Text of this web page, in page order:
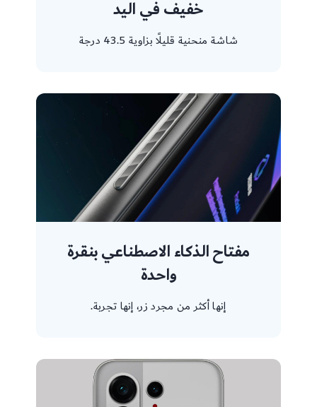
خفيف في اليد
شاشة منحنية قليلاً بزاوية 43.5 درجة
مفتاح الذكاء الاصطناعي بنقرة
واحدة
إنها أكثر من مجرد زر، إنها تجربة.